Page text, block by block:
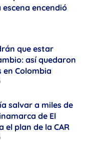
encendió
que estar
así quedaron
en Colombia
salvar a miles de
de El
el plan de la CAR